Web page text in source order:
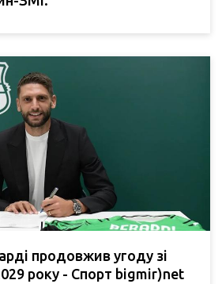
продовжив угоду зі
року - Спорт bigmir)net